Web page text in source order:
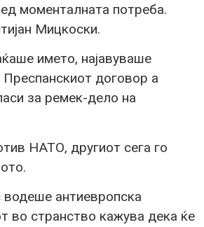
моменталната потреба.
Мицкоски.
името, најавуваше
договор а
за ремек-дело на
НАТО, другиот сега го
антиевропска
во странство кажува дека ќе